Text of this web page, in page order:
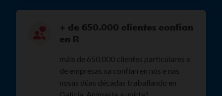
+ de 650.000 clientes confían
en R
máis de 650.000 clientes particulares e
de empresas xa confían en nós e nas
nosas dúas décadas traballando en